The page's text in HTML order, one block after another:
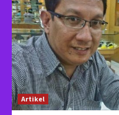
Artikel